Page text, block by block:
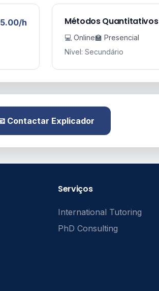
h Métodos Quantitativos
💻 Online🏫 Presencial
Nível: Secundário
Contactar Explicador
Serviços
International Tutoring
PhD Consulting